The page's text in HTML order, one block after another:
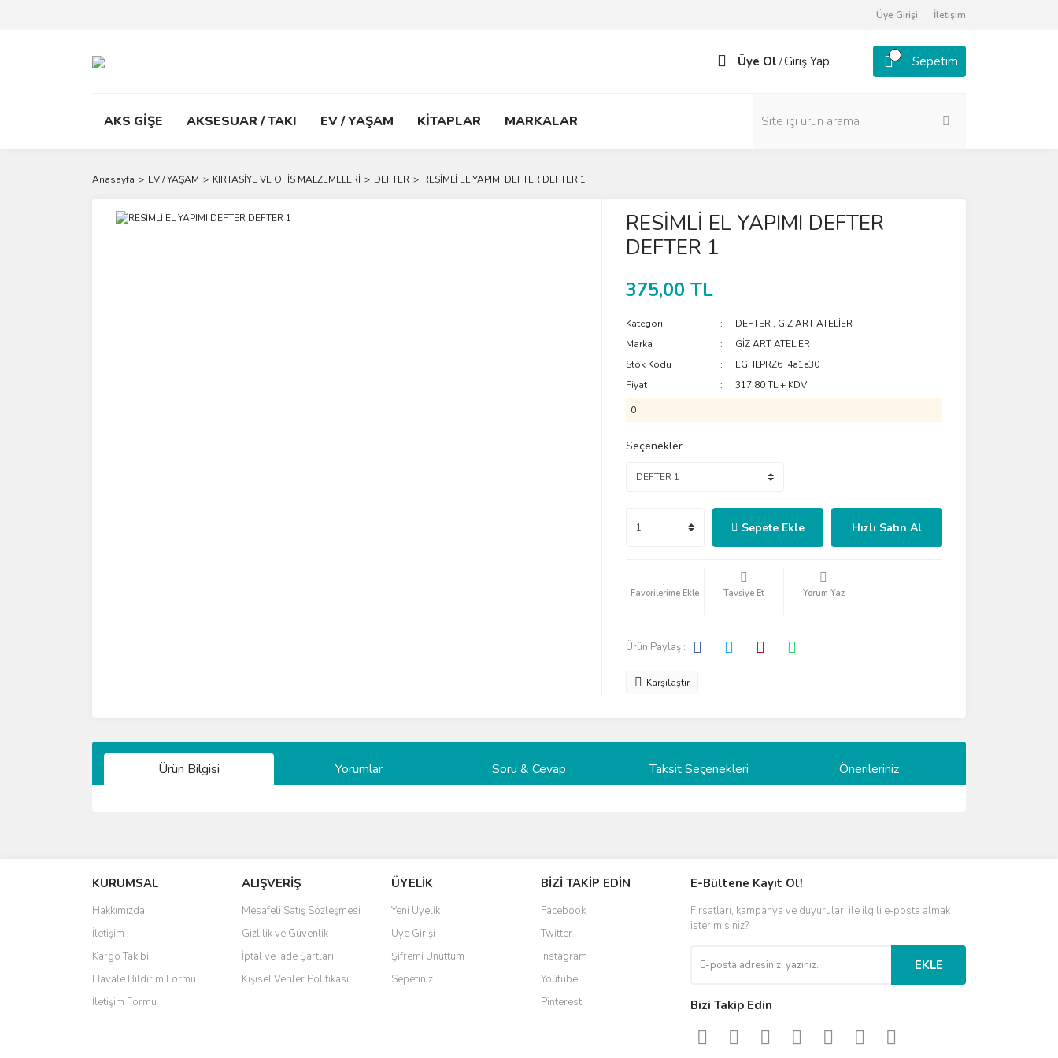
Üye Girişi İletişim
Üye Ol /Giriş Yap Sepetim
AKS GİŞE AKSESUAR / TAKI EV / YAŞAM KİTAPLAR MARKALAR
Anasayfa EV / YAŞAM KIRTASİYE VE OFİS MALZEMELERİ DEFTER RESİMLİ EL YAPIMI DEFTER DEFTER 1
RESİMLİ EL YAPIMI DEFTER
DEFTER 1
375,00 TL
Kategori DEFTER , GİZ ART ATELİER
Marka
GİZ ART ATELIER
Stok Kodu
EGHLPRZ6_4a1e30
Fiyat
317,80 TL + KDV
0
Seçenekler
Sepete Ekle Hızlı Satın Al
Tavsiye Et Yorum Yaz
Ürün Paylaş :
Karşılaştır
Ürün Bilgisi Yorumlar Soru & Cevap Taksit Seçenekleri Önerileriniz
Ürün resmi kalitesiz, bozuk veya görüntülenemiyor.
Ürün açıklamasında eksik bilgiler bulunuyor.
Ürün bilgilerinde hatalar bulunuyor.
Ürün fiyatı diğer sitelerden daha pahalı.
Bu ürüne benzer farklı alternatifler olmalı.
KURUMSAL
Hakkımızda
İletişim
Kargo Takibi
Havale Bildirim Formu
İletişim Formu
ALIŞVERİŞ
Mesafeli Satış Sözleşmesi
Gizlilik ve Güvenlik
İptal ve İade Şartları
Kişisel Veriler Politikası
ÜYELİK
Yeni Üyelik
Üye Girişi
Şifremi Unuttum
Sepetiniz
BİZİ TAKİP EDİN
Facebook
Twitter
Instagram
Youtube
Pinterest
E-Bültene Kayıt Ol!
Fırsatları, kampanya ve duyuruları ile ilgili e-posta almak
ister misiniz?
EKLE
Bizi Takip Edin